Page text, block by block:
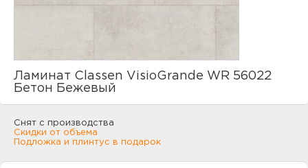
Ламинат Classen VisioGrande WR 56022
Бетон Бежевый
Снят с производства
Скидки от объема
Подложка и плинтус в подарок